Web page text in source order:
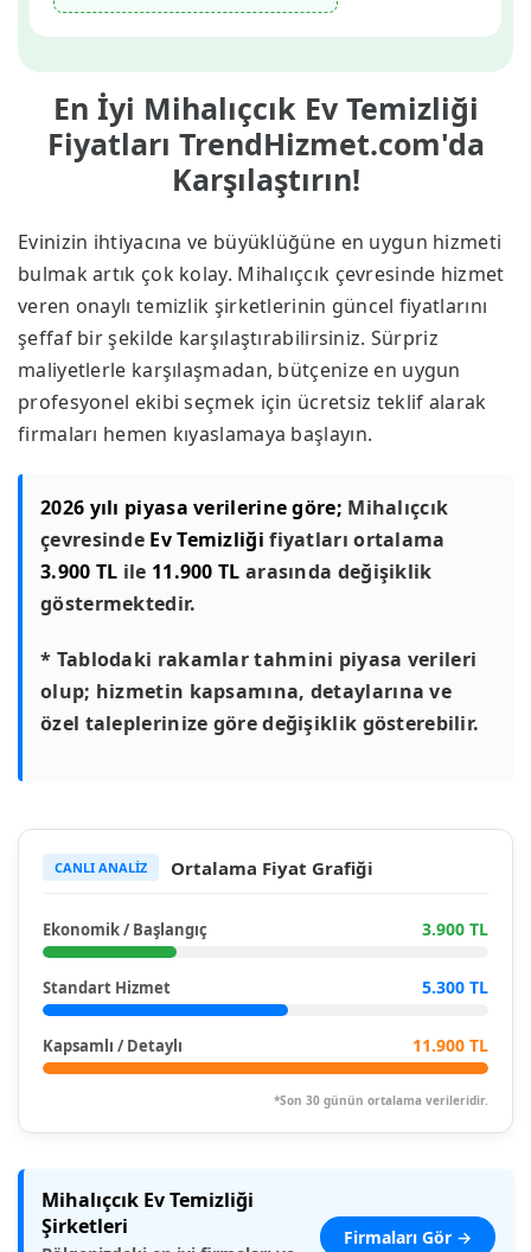
En İyi Mihalıçcık Ev Temizliği
Fiyatları TrendHizmet.com'da
Karşılaştırın!
Evinizin ihtiyacına ve büyüklüğüne en uygun hizmeti
bulmak artık çok kolay. Mihalıçcık çevresinde hizmet
veren onaylı temizlik şirketlerinin güncel fiyatlarını
şeffaf bir şekilde karşılaştırabilirsiniz. Sürpriz
maliyetlerle karşılaşmadan, bütçenize en uygun
profesyonel ekibi seçmek için ücretsiz teklif alarak
firmaları hemen kıyaslamaya başlayın.
2026 yılı piyasa verilerine göre; Mihalıçcık
çevresinde Ev Temizliği fiyatları ortalama
3.900 TL ile 11.900 TL arasında değişiklik
göstermektedir.
* Tablodaki rakamlar tahmini piyasa verileri
olup; hizmetin kapsamına, detaylarına ve
özel taleplerinize göre değişiklik gösterebilir.
CANLI ANALİZ Ortalama Fiyat Grafiği
Ekonomik / Başlangıç 3.900 TL
Standart Hizmet 5.300 TL
Kapsamlı / Detaylı 11.900 TL
*Son 30 günün ortalama verileridir.
Mihalıçcık Ev Temizliği
Şirketleri
Firmaları Gör →